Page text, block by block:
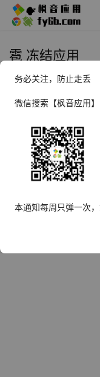
雹 冻结应用
务必关注，防止走丢
微信搜索【枫音应用
本通知每周只弹一次